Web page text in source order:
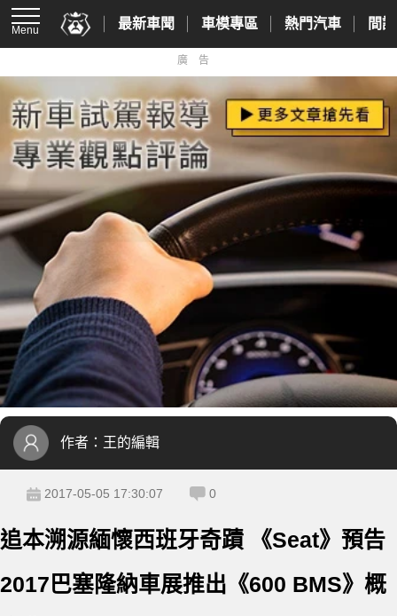
Menu 最新車聞 車模專區 熱門汽車 間
廣告
作者： 王的編輯
2017-05-05 17:30:07 0
追本溯源緬懷西班牙奇蹟 《Seat》預告
2017巴塞隆納車展推出《600 BMS》概